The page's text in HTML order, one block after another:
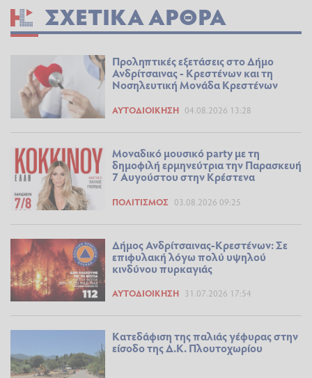
ΣΧΕΤΙΚΆ ΆΡΘΡΑ
Προληπτικές εξετάσεις στο Δήμο
Ανδρίτσαινας - Κρεστένων και τη
Νοσηλευτική Μονάδα Κρεστένων
ΑΥΤΟΔΙΟΊΚΗΣΗ 04.08.2026 13:28
Μοναδικό μουσικό party με τη
δημοφιλή ερμηνεύτρια την Παρασκευή
7 Αυγούστου στην Κρέστενα
ΠΟΛΙΤΙΣΜΌΣ 03.08.2026 09:25
Δήμος Ανδρίτσαινας-Κρεστένων: Σε
επιφυλακή λόγω πολύ υψηλού
κινδύνου πυρκαγιάς
ΑΥΤΟΔΙΟΊΚΗΣΗ 31.07.2026 17:54
Κατεδάφιση της παλιάς γέφυρας στην
είσοδο της Δ.Κ. Πλουτοχωρίου